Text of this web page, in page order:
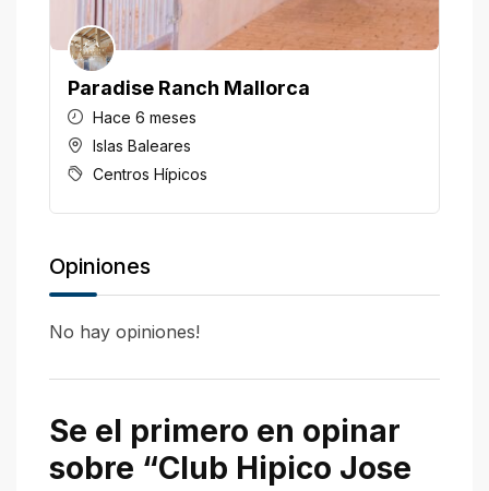
Paradise Ranch Mallorca
Hace 6 meses
Islas Baleares
Centros Hípicos
Opiniones
No hay opiniones!
Se el primero en opinar
sobre “Club Hipico Jose